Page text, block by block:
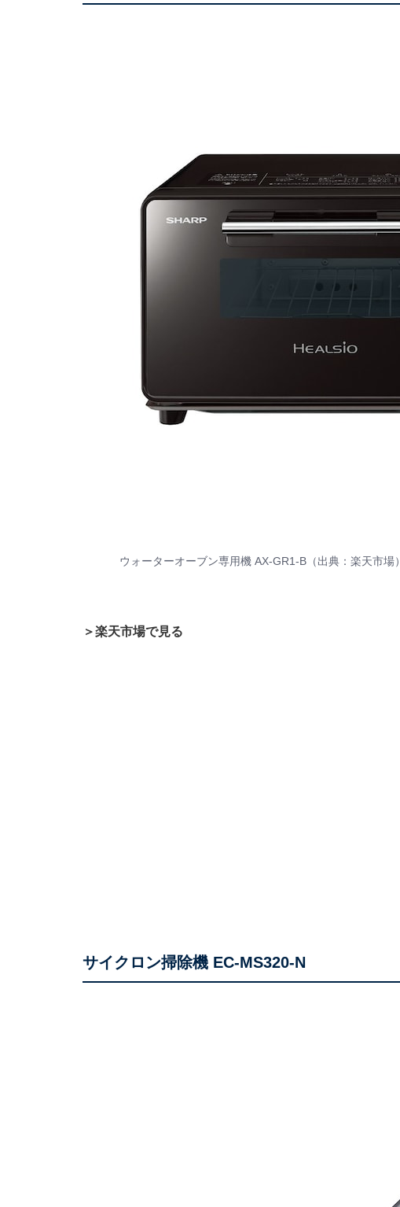
ウォーターオーブン専用機 AX-GR1-B（出典：楽天市場）
＞楽天市場で見る
サイクロン掃除機 EC-MS320-N